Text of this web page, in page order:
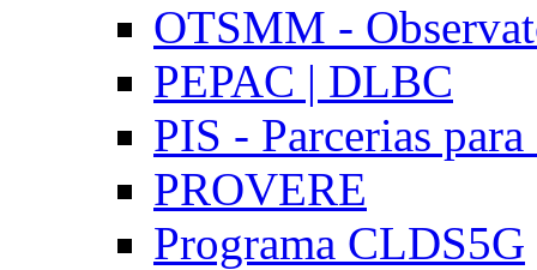
OTSMM -
PEPAC | DLBC
PIS - Parcerias
PROVERE
Programa CLDS5G